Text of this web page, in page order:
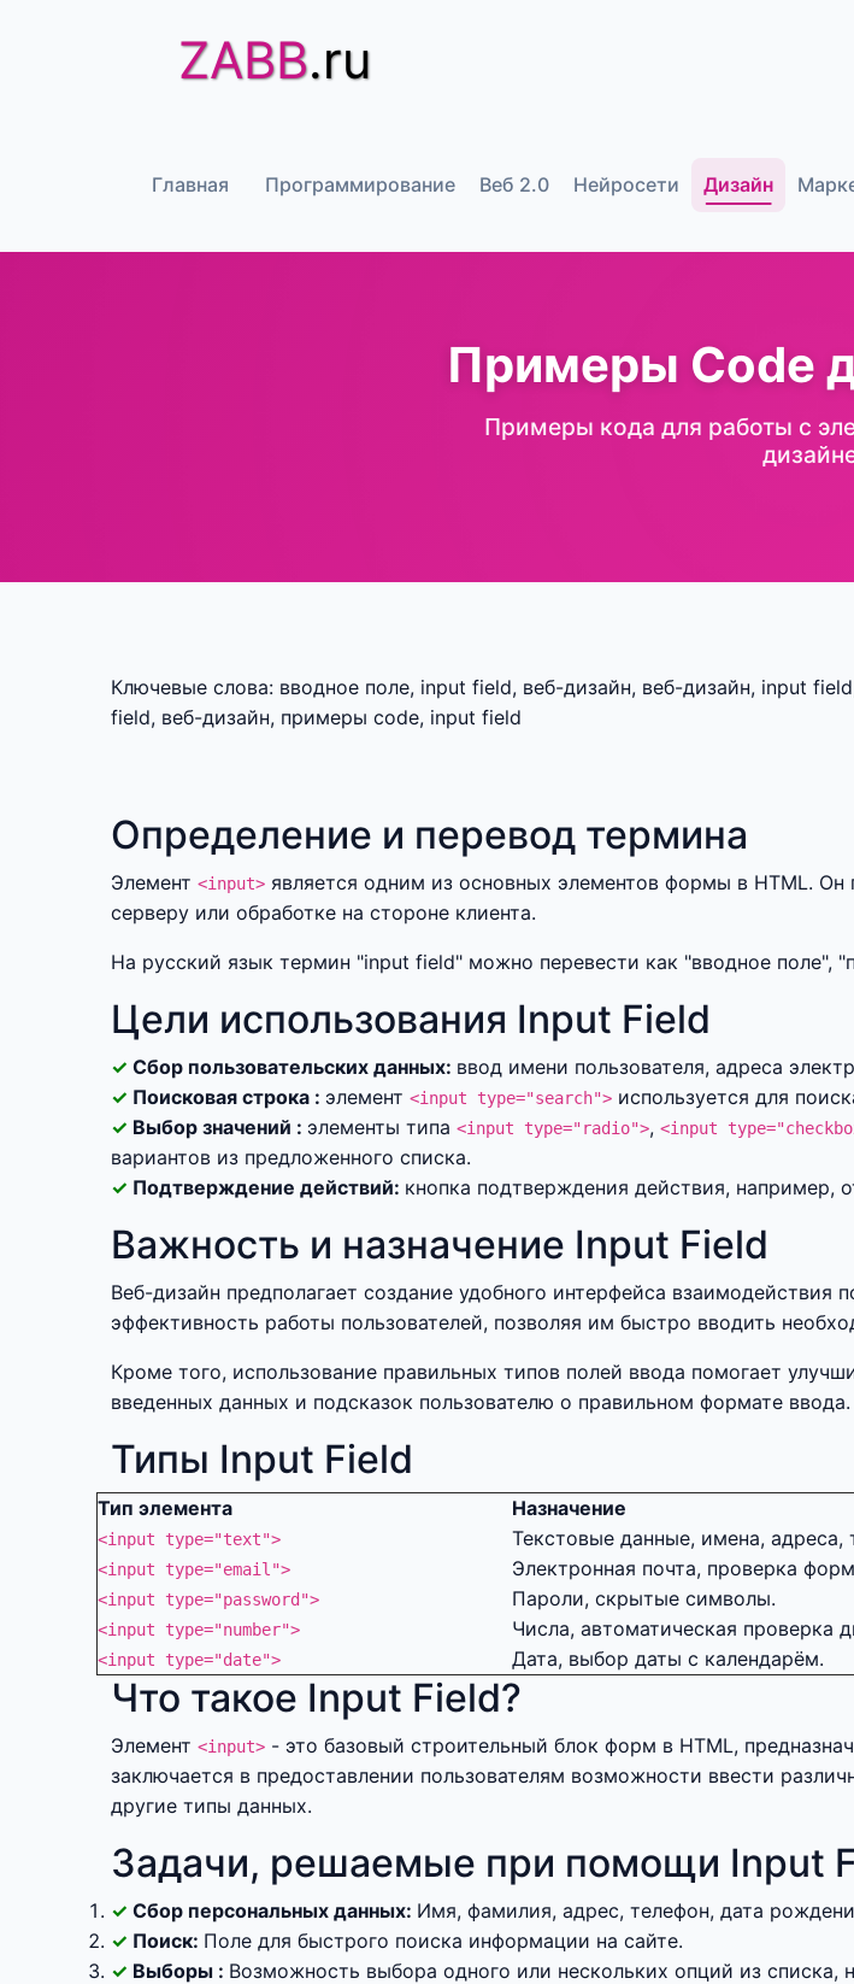
ZABB.ru
Главная Программирование Веб 2.0 Нейросети Дизайн
Примеры Code
Примеры кода для работы с
Ключевые слова: вводное поле, input field, веб-дизайн, веб-дизайн, input
field, веб-дизайн, примеры code, input field
Определение и перевод термина
Элемент <input> является одним из основных элементов формы в HTML.
серверу или обработке на стороне клиента.
На русский язык термин "input field" можно перевести как "вводное поле",
Цели использования Input Field
Сбор пользовательских данных: ввод имени пользователя, адреса
Поисковая строка : элемент <input type="search"> используется для
Выбор значений : элементы типа <input type="radio">, <input
вариантов из предложенного списка.
Подтверждение действий: кнопка подтверждения действия, например,
Важность и назначение Input Field
Веб-дизайн предполагает создание удобного интерфейса
эффективность работы пользователей, позволяя им быстро вводить
Кроме того, использование правильных типов полей ввода помогает
введенных данных и подсказок пользователю о правильном формате ввода.
Типы Input Field
Тип элемента Назначение
<input type="text"> Текстовые данные, имена, адреса,
<input type="email"> Электронная почта, проверка
<input type="password"> Пароли, скрытые символы.
<input type="number"> Числа, автоматическая проверка
<input type="date"> Дата, выбор даты с календарём.
Что такое Input Field?
Элемент <input> - это базовый строительный блок форм в HTML,
заключается в предоставлении пользователям возможности ввести
другие типы данных.
Задачи, решаемые при помощи Input
Сбор персональных данных: Имя, фамилия, адрес, телефон, дата
Поиск: Поле для быстрого поиска информации на сайте.
Выборы : Возможность выбора одного или нескольких опций из списка,